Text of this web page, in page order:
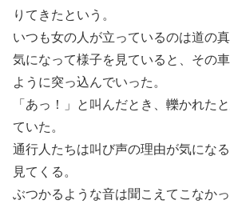
りてきたという。
いつも女の人が立っているのは道の真
気になって様子を見ていると、その
ように突っ込んでいった。
「あっ！」と叫んだとき、轢かれた
ていた。
通行人たちは叫び声の理由が気にな
見てくる。
ぶつかるような音は聞こえてこなか